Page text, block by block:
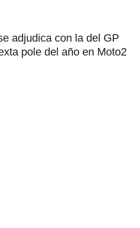
adjudica con la del GP
pole del año en Moto2